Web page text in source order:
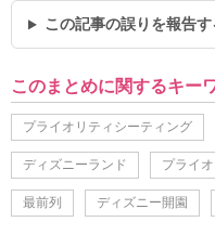
この記事の誤りを報告
このまとめに関するキー
プライオリティシーティング
ディズニーランド プライ
最前列 ディズニー開園